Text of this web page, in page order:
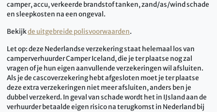
camper, accu, verkeerde brandstof tanken, zand/as/wind schade
en sleepkosten na een ongeval.
Bekijkde uitgebreide polisvoorwaarden.
Let op: deze Nederlandse verzekering staat helemaal los van
camperverhuurder Camper Iceland, die je ter plaatse nog zal
vragen of je hun eigen aanvullende verzekeringen wil afsluiten.
Als je de cascoverzekering hebt afgesloten moet je ter plaatse
deze extra verzekeringen niet meer afsluiten, anders ben je
dubbel verzekerd. In geval van schade wordt het in IJsland aan de
verhuurder betaalde eigen risico na terugkomst in Nederland bij